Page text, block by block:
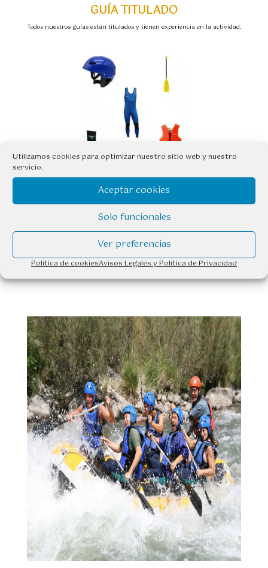
Utilizamos cookies para optimizar nuestro sitio web y nuestro
servicio.
Aceptar cookies
Solo funcionales
Ver preferencias
Política de cookiesAvisos Legales y Política de Privacidad
GUÍA TITULADO
Todos nuestros guías están titulados y tienen experiencia en la actividad.
MATERIAL ESPECÍFICO
Peto de neopreno, escarpines con suela, casco, chaleco y remo.